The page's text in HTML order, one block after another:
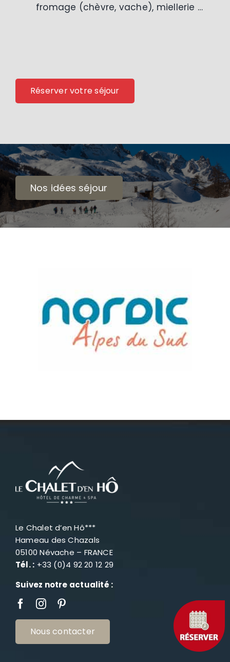
fromage (chèvre, vache), miellerie …
Réserver votre séjour
Nos idées séjour
Le Chalet d’en Hô***
Hameau des Chazals
Tél. :+33 (0)4 92 20 12 29
Suivez notre actualité :
Nous contacter